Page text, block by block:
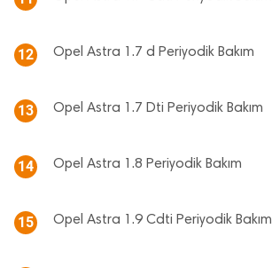
12 Opel Astra 1.7 d Periyodik Bakım
13 Opel Astra 1.7 Dti Periyodik Bakım
14 Opel Astra 1.8 Periyodik Bakım
15 Opel Astra 1.9 Cdti Periyodik Bakım